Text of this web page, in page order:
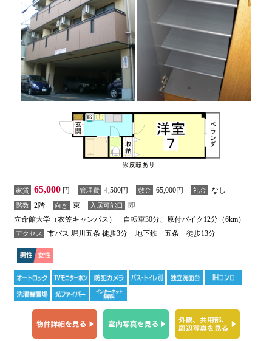
家賃 65,000 円 管理費 4,500円 敷金 65,000円 礼金 なし
階数 2階 向き 東 入居可能日
即
立命館大学（衣笠キャンパス） 自転車30分、原付バイク12分（6km）
アクセス 市バス 堀川五条 徒歩3分 地下鉄 五条 徒歩13分